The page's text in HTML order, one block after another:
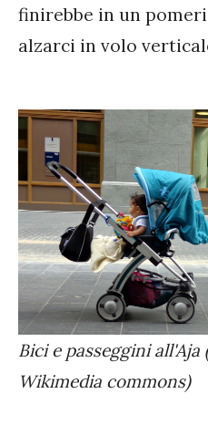
finirebbe in un
alzarci in volo
Bici e passeggini all'Aja
Wikimedia commons)